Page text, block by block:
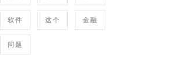
软件 这个 金融
问题